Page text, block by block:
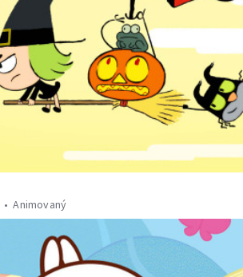
Animovaný